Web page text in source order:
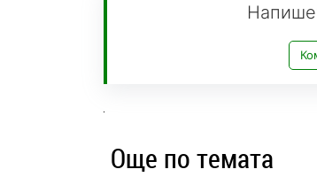
Още по темата